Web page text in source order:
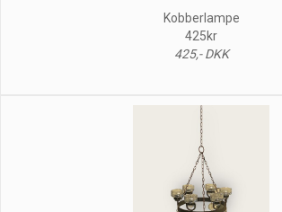
Kobberlampe
425kr
425,- DKK